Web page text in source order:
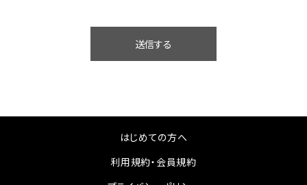
送信する
はじめての方へ
利用規約・会員規約